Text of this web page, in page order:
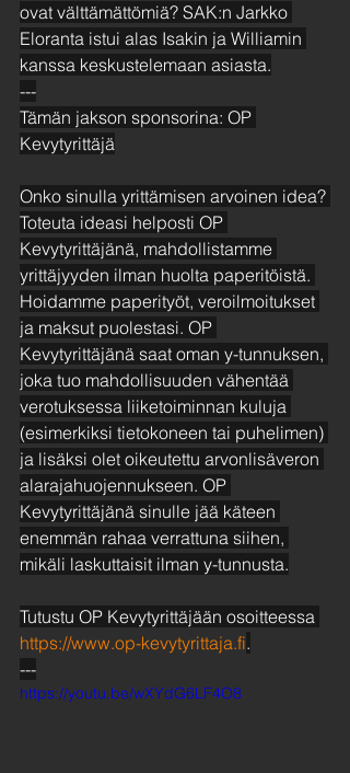
ovat välttämättömiä? SAK:n Jarkko
Eloranta istui alas Isakin ja Williamin
kanssa keskustelemaan asiasta.
---
Tämän jakson sponsorina: OP
Kevytyrittäjä
Onko sinulla yrittämisen arvoinen idea?
Toteuta ideasi helposti OP
Kevytyrittäjänä, mahdollistamme
yrittäjyyden ilman huolta paperitöistä.
Hoidamme paperityöt, veroilmoitukset
ja maksut puolestasi. OP
Kevytyrittäjänä saat oman y-tunnuksen,
joka tuo mahdollisuuden vähentää
verotuksessa liiketoiminnan kuluja
(esimerkiksi tietokoneen tai puhelimen)
ja lisäksi olet oikeutettu arvonlisäveron
alarajahuojennukseen. OP
Kevytyrittäjänä sinulle jää käteen
enemmän rahaa verrattuna siihen,
mikäli laskuttaisit ilman y-tunnusta.
Tutustu OP Kevytyrittäjään osoitteessa
https://www.op-kevytyrittaja.fi.
---
https://youtu.be/wXYdG6LF4O8